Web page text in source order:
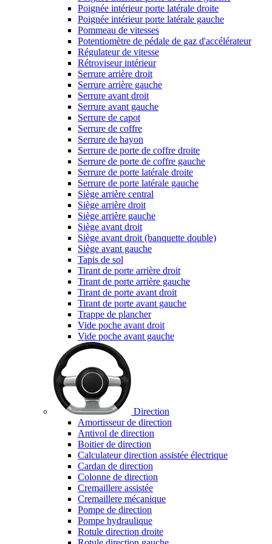
Poignée intérieur porte latérale droite
Poignée intérieur porte latérale gauche
Pommeau de vitesses
Potentiomètre de pédale de gaz d'accélérateur
Régulateur de vitesse
Rétroviseur intérieur
Serrure arrière droit
Serrure arrière gauche
Serrure avant droit
Serrure avant gauche
Serrure de capot
Serrure de coffre
Serrure de hayon
Serrure de porte de coffre droite
Serrure de porte de coffre gauche
Serrure de porte latérale droite
Serrure de porte latérale gauche
Siège arrière central
Siège arrière droit
Siège arrière gauche
Siège avant droit
Siège avant droit (banquette double)
Siège avant gauche
Tapis de sol
Tirant de porte arrière droit
Tirant de porte arrière gauche
Tirant de porte avant droit
Tirant de porte avant gauche
Trappe de plancher
Vide poche avant droit
Vide poche avant gauche
Direction
Amortisseur de direction
Antivol de direction
Boitier de direction
Calculateur direction assistée électrique
Cardan de direction
Colonne de direction
Cremaillere assistée
Cremaillere mécanique
Pompe de direction
Pompe hydraulique
Rotule direction droite